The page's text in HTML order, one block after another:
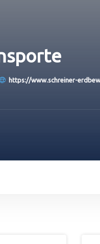
https://www.schreiner-